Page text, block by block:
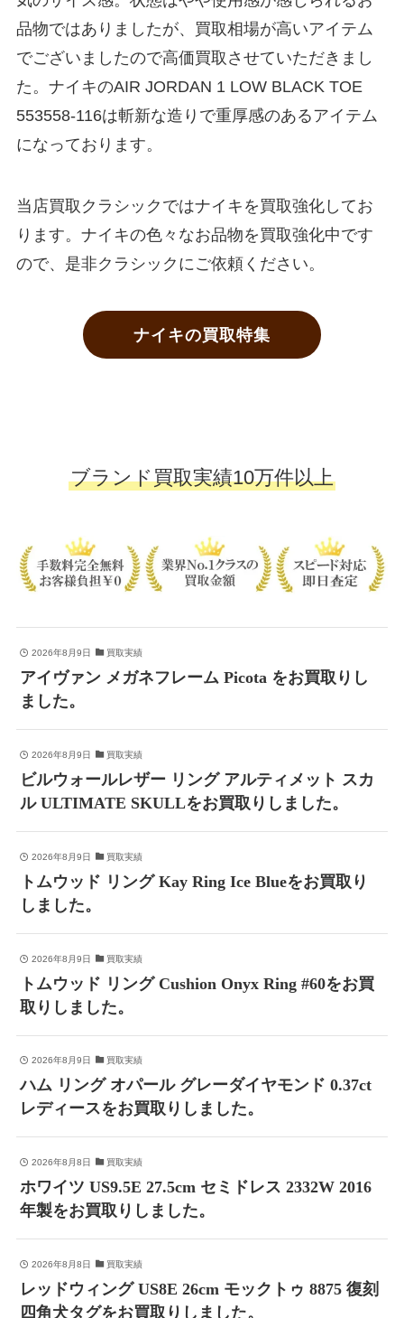
品物ではありましたが、買取相場が高いアイテム
でございましたので高価買取させていただきまし
た。ナイキのAIR JORDAN 1 LOW BLACK TOE
553558-116は斬新な造りで重厚感のあるアイテム
になっております。
当店買取クラシックではナイキを買取強化してお
ります。ナイキの色々なお品物を買取強化中です
ので、是非クラシックにご依頼ください。
ナイキの買取特集
ブランド買取実績10万件以上
2026年8月9日 買取実績
アイヴァン メガネフレーム Picota をお買取りし
ました。
2026年8月9日 買取実績
ビルウォールレザー リング アルティメット スカ
ル ULTIMATE SKULLをお買取りしました。
2026年8月9日 買取実績
トムウッド リング Kay Ring Ice Blueをお買取り
しました。
2026年8月9日 買取実績
トムウッド リング Cushion Onyx Ring #60をお買
取りしました。
2026年8月9日 買取実績
ハム リング オパール グレーダイヤモンド 0.37ct
レディースをお買取りしました。
2026年8月8日 買取実績
ホワイツ US9.5E 27.5cm セミドレス 2332W 2016
年製をお買取りしました。
2026年8月8日 買取実績
レッドウィング US8E 26cm モックトゥ 8875 復刻
四角犬タグをお買取りしました。